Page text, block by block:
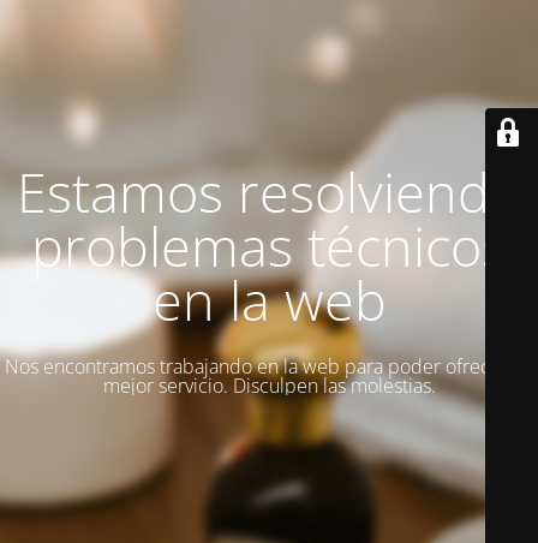
Estamos resolviendo
problemas técnicos
en la web
Nos encontramos trabajando en la web para poder ofrecer un
mejor servicio. Disculpen las molestias.